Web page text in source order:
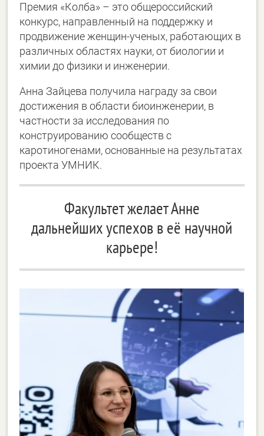
Премия «Колба» – это общероссийский
конкурс, направленный на поддержку и
продвижение женщин-ученых, работающих в
различных областях науки, от биологии и
химии до физики и инженерии.
Анна Зайцева получила награду за свои
достижения в области биоинженерии, в
частности за исследования по
конструированию сообществ с
каротиногенами, основанные на результатах
проекта УМНИК.
Факультет желает Анне
дальнейших успехов в её научной
карьере!